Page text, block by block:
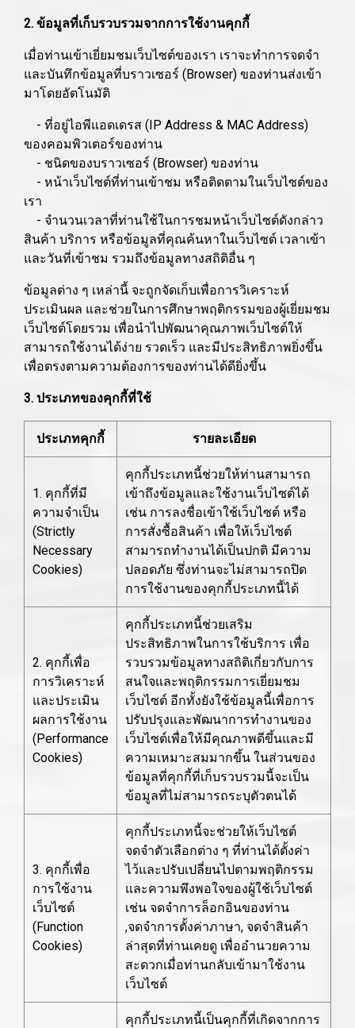
2. ข้อมูลที่เก็บรวบรวมจากการใช้งานคุกกี้
เมื่อท่านเข้าเยี่ยมชมเว็บไซต์ของเรา เราจะทำการจดจำ
และบันทึกข้อมูลที่บราวเซอร์ (Browser) ของท่านส่งเข้า
มาโดยอัตโนมัติ
- ที่อยู่ไอพีแอดเดรส (IP Address & MAC Address)
ของคอมพิวเตอร์ของท่าน
- ชนิดของบราวเซอร์ (Browser) ของท่าน
- หน้าเว็บไซต์ที่ท่านเข้าชม หรือติดตามในเว็บไซต์ของ
เรา
- จำนวนเวลาที่ท่านใช้ในการชมหน้าเว็บไซต์ดังกล่าว
สินค้า บริการ หรือข้อมูลที่คุณค้นหาในเว็บไซต์ เวลาเข้า
และวันที่เข้าชม รวมถึงข้อมูลทางสถิติอื่น ๆ
ข้อมูลต่าง ๆ เหล่านี้ จะถูกจัดเก็บเพื่อการวิเคราะห์
ประเมินผล และช่วยในการศึกษาพฤติกรรมของผู้เยี่ยมชม
เว็บไซต์โดยรวม เพื่อนำไปพัฒนาคุณภาพเว็บไซต์ให้
สามารถใช้งานได้ง่าย รวดเร็ว และมีประสิทธิภาพยิ่งขึ้น
เพื่อตรงตามความต้องการของท่านได้ดียิ่งขึ้น
3. ประเภทของคุกกี้ที่ใช้
ประเภทคุกกี้ รายละเอียด
1. คุกกี้ที่มี
ความจำเป็น
(Strictly
Necessary
Cookies)
คุกกี้ประเภทนี้ช่วยให้ท่านสามารถ
เข้าถึงข้อมูลและใช้งานเว็บไซต์ได้
เช่น การลงชื่อเข้าใช้เว็บไซต์ หรือ
การสั่งซื้อสินค้า เพื่อให้เว็บไซต์
สามารถทำงานได้เป็นปกติ มีความ
ปลอดภัย ซึ่งท่านจะไม่สามารถปิด
การใช้งานของคุกกี้ประเภทนี้ได้
2. คุกกี้เพื่อ
การวิเคราะห์
และประเมิน
ผลการใช้งาน
(Performance
Cookies)
คุกกี้ประเภทนี้ช่วยเสริม
ประสิทธิภาพในการใช้บริการ เพื่อ
รวบรวมข้อมูลทางสถิติเกี่ยวกับการ
สนใจและพฤติกรรมการเยี่ยมชม
เว็บไซต์ อีกทั้งยังใช้ข้อมูลนี้เพื่อการ
ปรับปรุงและพัฒนาการทำงานของ
เว็บไซต์เพื่อให้มีคุณภาพดีขึ้นและมี
ความเหมาะสมมากขึ้น ในส่วนของ
ข้อมูลที่คุกกี้ที่เก็บรวบรวมนี้จะเป็น
ข้อมูลที่ไม่สามารถระบุตัวตนได้
3. คุกกี้เพื่อ
การใช้งาน
เว็บไซต์
(Function
Cookies)
คุกกี้ประเภทนี้จะช่วยให้เว็บไซต์
จดจำตัวเลือกต่าง ๆ ที่ท่านได้ตั้งค่า
ไว้และปรับเปลี่ยนไปตามพฤติกรรม
และความพึงพอใจของผู้ใช้เว็บไซต์
เช่น จดจำการล็อกอินของท่าน
,จดจำการตั้งค่าภาษา, จดจำสินค้า
ล่าสุดที่ท่านเคยดู เพื่ออำนวยความ
สะดวกเมื่อท่านกลับเข้ามาใช้งาน
เว็บไซต์
คุกกี้ประเภทนี้เป็นคุกกี้ที่เกิดจากการ